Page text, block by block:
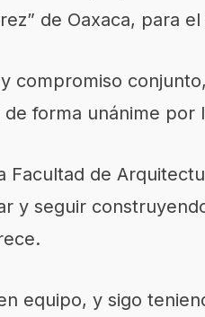
de Oaxaca, para
compromiso
forma unánime por
Facultad de
y seguir
equipo, y sigo